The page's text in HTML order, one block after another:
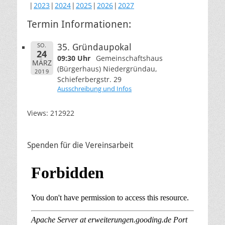
2023 2024 2025 2026 2027
Termin Informationen:
SO.
24
MÄRZ
2019
35. Gründaupokal
09:30 Uhr
Gemeinschaftshaus
(Bürgerhaus) Niedergründau,
Schieferbergstr. 29
Ausschreibung und Infos
Views: 212922
Spenden für die Vereinsarbeit